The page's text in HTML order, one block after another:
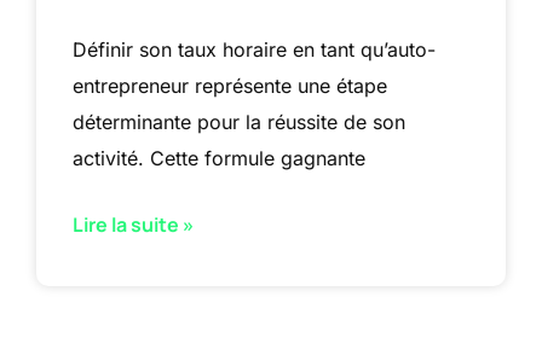
Définir son taux horaire en tant qu’auto-
entrepreneur représente une étape
déterminante pour la réussite de son
activité. Cette formule gagnante
Lire la suite »